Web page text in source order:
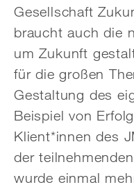
Gesellschaft
braucht auch die
um Zukunft
für die großen
Gestaltung des
Beispiel von
Klient*innen des
der
wurde einmal